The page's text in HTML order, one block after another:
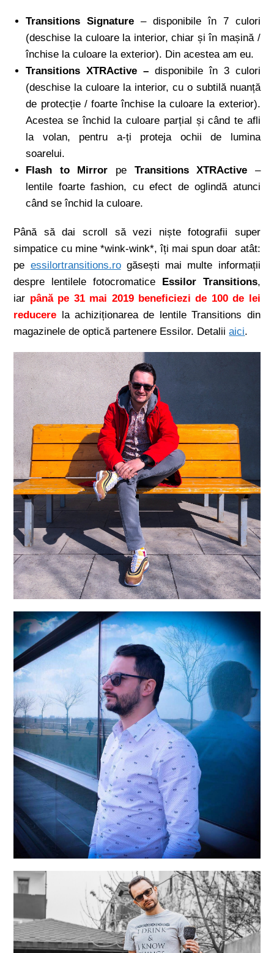
Transitions Signature – disponibile în 7 culori
(deschise la culoare la interior, chiar și în mașină /
închise la culoare la exterior). Din acestea am eu.
Transitions XTRActive – disponibile în 3 culori
(deschise la culoare la interior, cu o subtilă nuanță
de protecție / foarte închise la culoare la exterior).
Acestea se închid la culoare parțial și când te afli
la volan, pentru a-ți proteja ochii de lumina
soarelui.
Flash to Mirror pe Transitions XTRActive –
lentile foarte fashion, cu efect de oglindă atunci
când se închid la culoare.
Până să dai scroll să vezi niște fotografii super
simpatice cu mine *wink-wink*, îți mai spun doar atât:
pe essilortransitions.rogăsești mai multe informații
despre lentilele fotocromatice Essilor Transitions,
iar până pe 31 mai 2019 beneficiezi de 100 de lei
reducere la achiziționarea de lentile Transitions din
magazinele de optică partenere Essilor. Detaliiaici.